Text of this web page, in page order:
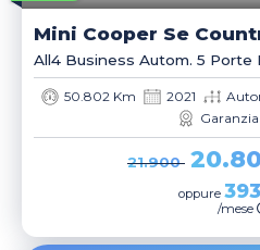
Mini Cooper Se
All4 Business Autom. 5 Porte
50.802 Km 2021
Garanzia
21.900
oppure
/mese